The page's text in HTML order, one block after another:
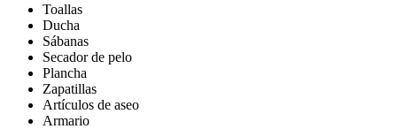
Toallas
Ducha
Sábanas
Secador de pelo
Plancha
Zapatillas
Artículos de aseo
Armario